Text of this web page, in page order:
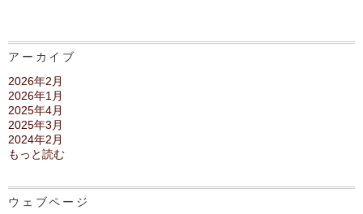
アーカイブ
2026年2月
2026年1月
2025年4月
2025年3月
2024年2月
もっと読む
ウェブページ